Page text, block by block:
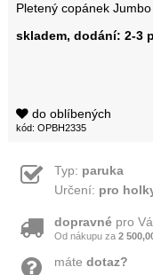
Pletený copánek
skladem, dodání: 2-3
do oblíbených
kód: OPBH2335
Typ: paruka
Určení: pro
dopravnépro
Od nákupu za 2
máte dotaz?